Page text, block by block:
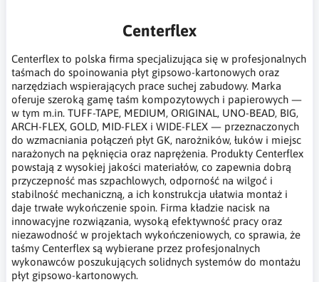
Centerflex
Centerflex to polska firma specjalizująca się w profesjonalnych
taśmach do spoinowania płyt gipsowo-kartonowych oraz
narzędziach wspierających prace suchej zabudowy. Marka
oferuje szeroką gamę taśm kompozytowych i papierowych —
w tym m.in. TUFF-TAPE, MEDIUM, ORIGINAL, UNO-BEAD, BIG,
ARCH-FLEX, GOLD, MID-FLEX i WIDE-FLEX — przeznaczonych
do wzmacniania połączeń płyt GK, narożników, łuków i miejsc
narażonych na pęknięcia oraz naprężenia. Produkty Centerflex
powstają z wysokiej jakości materiałów, co zapewnia dobrą
przyczepność mas szpachlowych, odporność na wilgoć i
stabilność mechaniczną, a ich konstrukcja ułatwia montaż i
daje trwałe wykończenie spoin. Firma kładzie nacisk na
innowacyjne rozwiązania, wysoką efektywność pracy oraz
niezawodność w projektach wykończeniowych, co sprawia, że
taśmy Centerflex są wybierane przez profesjonalnych
wykonawców poszukujących solidnych systemów do montażu
płyt gipsowo-kartonowych.